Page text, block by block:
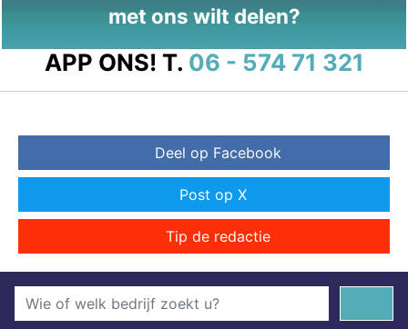
met ons wilt delen?
APP ONS! T. 06 - 574 71 321
Deel op Facebook
Post op X
Tip de redactie